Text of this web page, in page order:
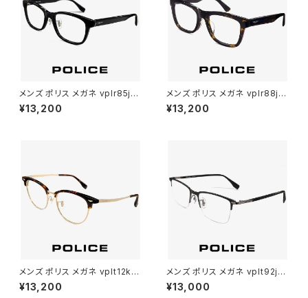
メンズ ポリス メガネ vplr85j-0
700 POLICE 眼鏡 VPLR85J
男性用 ウェリントン 型 フレーム
¥13,200
メンズ ポリス メガネ vplr88j-
0710 POLICE VPLR88J 眼鏡
男性用 スクエア ウェリントン 型
¥13,200
メンズ ポリス メガネ vplt12k-5
30703 VPLT12K POLICE 眼
鏡 男性用 サーモント ブロー タ
¥13,200
メンズ ポリス メガネ vplt92j-0
568 VPLT92J POLICE 眼鏡
男性用 メタル titanium チタン
¥13,000